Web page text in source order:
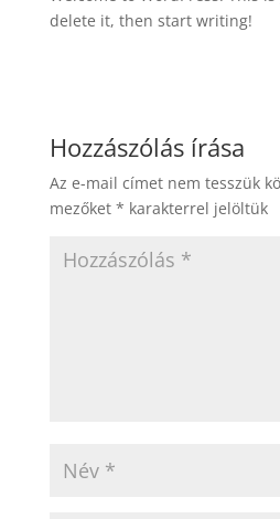
delete it, then start writing!
Hozzászólás írása
Az e-mail címet nem tesszük
mezőket * karakterrel jelöltük